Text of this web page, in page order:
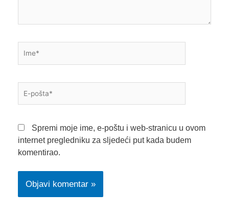
pošta*
Spremi moje ime, e-poštu i web-stranicu u ovom
internet pregledniku za sljedeći put kada budem
komentirao.